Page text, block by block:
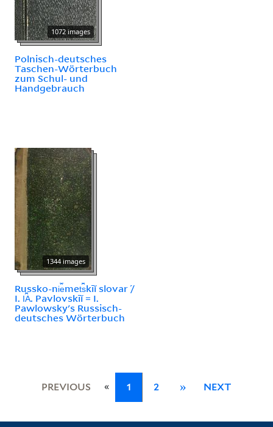
1072 images
Polnisch-deutsches
Taschen-Wörterbuch
zum Schul- und
Handgebrauch
1344 images
Russko-ni︠e︡met︠s︡kīĭ slovar ́/
I. I︠A︡. Pavlovskīĭ = I.
Pawlowsky's Russisch-
deutsches Wörterbuch
PREVIOUS « 1 2 » NEXT